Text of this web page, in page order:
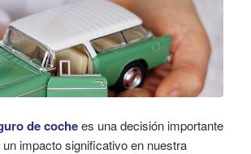
de cochees una decisión importante
impacto significativo en nuestra